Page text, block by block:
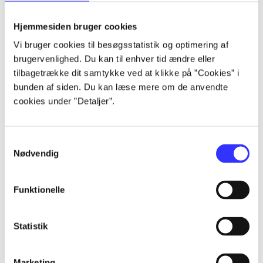
Hjemmesiden bruger cookies
Vi bruger cookies til besøgsstatistik og optimering af
brugervenlighed. Du kan til enhver tid ændre eller
tilbagetrække dit samtykke ved at klikke på ”Cookies” i
bunden af siden. Du kan læse mere om de anvendte
cookies under ”Detaljer”.
Nødvendig
Funktionelle
Statistik
lorem ipsum dolor sit amet ...
lorem ipsum dolor sit amet ...
lorem ipsum dolor sit amet ...
lorem ipsum dolor sit amet ...
lorem ipsum dolor sit amet ...
lorem ipsum dolor sit amet ...
lorem ipsum dolor sit amet ...
lorem ipsum dolor sit amet ...